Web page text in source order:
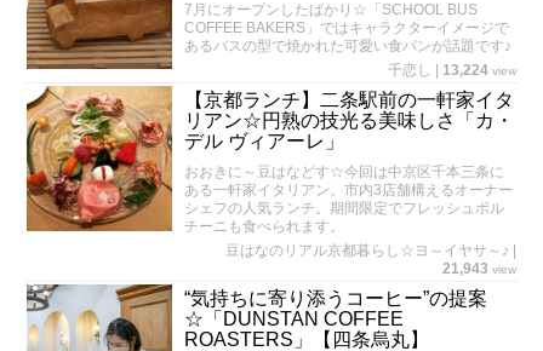
7月にオープンしたばかり☆「SCHOOL BUS
COFFEE BAKERS」ではキャラクターイメージで
あるバスの型で焼かれた可愛い食パンが話題です♪
千恋し
13,224 view
【京都ランチ】二条駅前の一軒家イタ
リアン☆円熟の技光る美味しさ「カ・
デル ヴィアーレ」
おおきに～豆はなどす☆今回は中京区千本三条に
ある一軒家イタリアン。市内3店舗構えるオーナー
シェフの人気ランチ。期間限定でフレッシュポル
チーニも食べられます。
豆はなのリアル京都暮らし☆ヨ～イヤサ～♪
21,943 view
“気持ちに寄り添うコーヒー”の提案
☆「DUNSTAN COFFEE
ROASTERS」【四条烏丸】